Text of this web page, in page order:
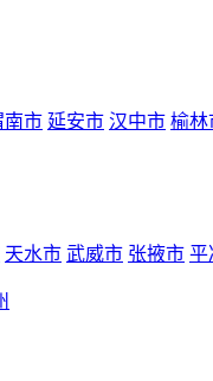
南市 延安市 汉中市 榆林
天水市 武威市 张掖市 平